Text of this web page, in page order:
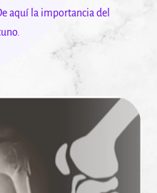
aquí la importancia del